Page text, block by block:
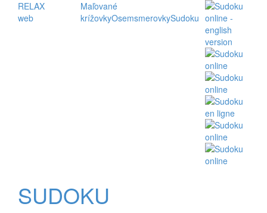
RELAX
web
Maľované
krížovkyOsemsmerovkySudoku
SUDOKU